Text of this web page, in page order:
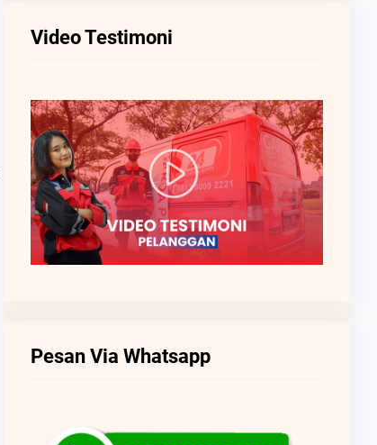
Video Testimoni
Pesan Via Whatsapp